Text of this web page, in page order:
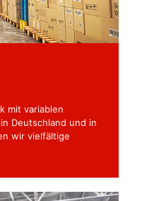
mit variablen
Deutschland und in
wir vielfältige